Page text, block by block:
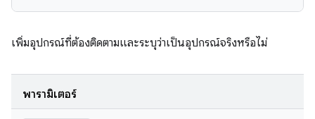
เพิ่มอุปกรณ์ที่ต้องติดตามและระบุว่าเป็นอุปกรณ์จริงหรือไม่
พารามิเตอร์